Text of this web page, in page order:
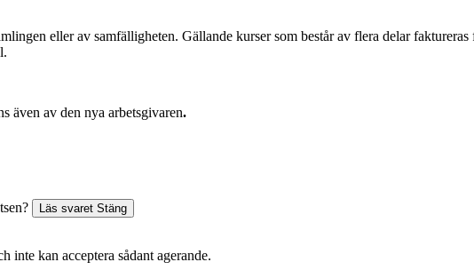
eller av samfälligheten. Gällande kurser som består av flera delar
även av den nya arbetsgivaren.
Läs svaret Stäng
inte kan acceptera sådant agerande.